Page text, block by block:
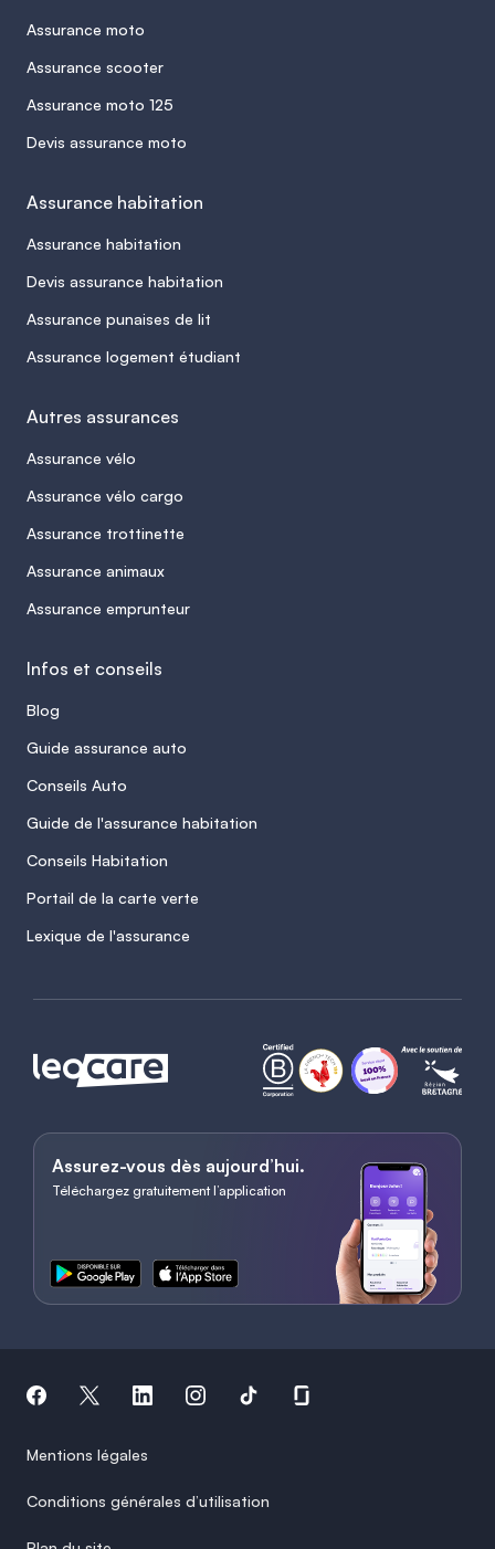
Assurance moto
Assurance scooter
Assurance moto 125
Devis assurance moto
Assurance habitation
Assurance habitation
Devis assurance habitation
Assurance punaises de lit
Assurance logement étudiant
Autres assurances
Assurance vélo
Assurance vélo cargo
Assurance trottinette
Assurance animaux
Assurance emprunteur
Infos et conseils
Blog
Guide assurance auto
Conseils Auto
Guide de l'assurance habitation
Conseils Habitation
Portail de la carte verte
Lexique de l'assurance
Assurez-vous dès aujourd’hui.
Téléchargez gratuitement l’application
Mentions légales
Conditions générales d’utilisation